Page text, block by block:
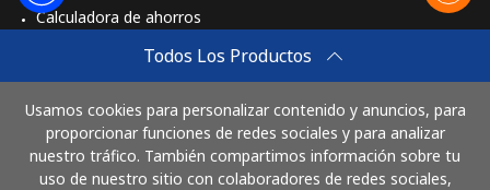
Todos Los Productos
Usamos cookies para personalizar contenido y anuncios, para
proporcionar funciones de redes sociales y para analizar
nuestro tráfico. También compartimos información sobre tu
uso de nuestro sitio con colaboradores de redes sociales,
Calculadora de ahorros
Comprar
Cómo funciona